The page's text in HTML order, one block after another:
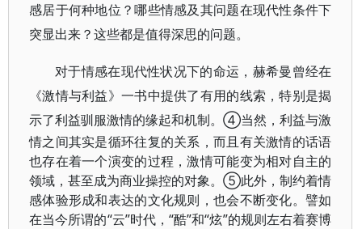
感居于何种地位？哪些情感及其问题在现代性条件下
突显出来？这些都是值得深思的问题。
对于情感在现代性状况下的命运，赫希曼曾经在
《激情与利益》一书中提供了有用的线索，特别是揭
示了利益驯服激情的缘起和机制。④当然，利益与激
情之间其实是循环往复的关系，而且有关激情的话语
也存在着一个演变的过程，激情可能变为相对自主的
领域，甚至成为商业操控的对象。⑤此外，制约着情
感体验形成和表达的文化规则，也会不断变化。譬如
在当今所谓的“云”时代，“酷”和“炫”的规则左右着赛博